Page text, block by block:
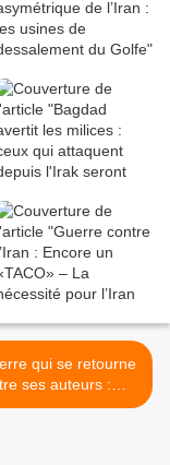
qui se retourne
ses auteurs :
la campagne US-